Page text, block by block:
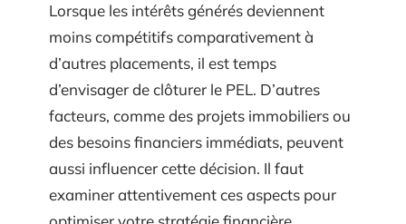
Lorsque les intérêts générés deviennent
moins compétitifs comparativement à
d’autres placements, il est temps
d’envisager de clôturer le PEL. D’autres
facteurs, comme des projets immobiliers ou
des besoins financiers immédiats, peuvent
aussi influencer cette décision. Il faut
examiner attentivement ces aspects pour